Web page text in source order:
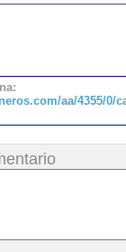
aa/4355/0/